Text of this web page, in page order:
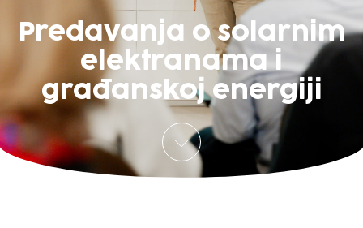
Predavanja o solarnim
elektranama i
građanskoj energiji